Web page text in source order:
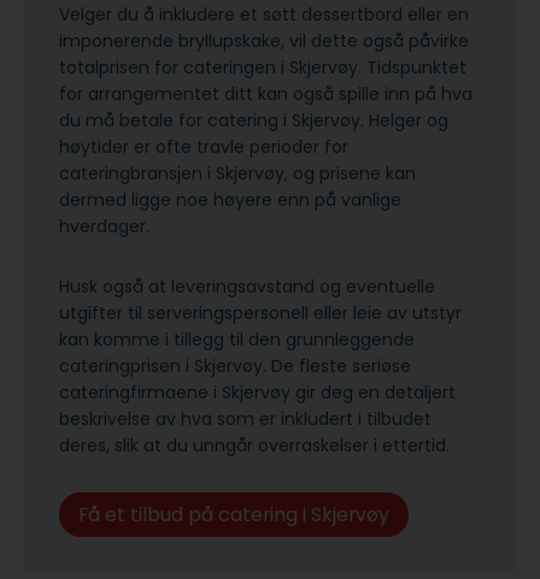
Velger du å inkludere et søtt dessertbord eller en
imponerende bryllupskake, vil dette også påvirke
totalprisen for cateringen i Skjervøy. Tidspunktet
for arrangementet ditt kan også spille inn på hva
du må betale for catering i Skjervøy. Helger og
høytider er ofte travle perioder for
cateringbransjen i Skjervøy, og prisene kan
dermed ligge noe høyere enn på vanlige
hverdager.
Husk også at leveringsavstand og eventuelle
utgifter til serveringspersonell eller leie av utstyr
kan komme i tillegg til den grunnleggende
cateringprisen i Skjervøy. De fleste seriøse
cateringfirmaene i Skjervøy gir deg en detaljert
beskrivelse av hva som er inkludert i tilbudet
deres, slik at du unngår overraskelser i ettertid.
Få et tilbud på catering i Skjervøy